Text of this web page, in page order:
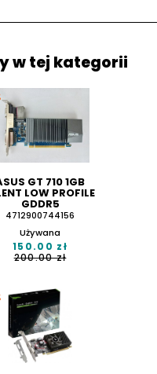
w tej kategorii
GT 710 1GB
LOW PROFILE
GDDR5
4712900744156
Używana
150.00 zł
200.00 zł